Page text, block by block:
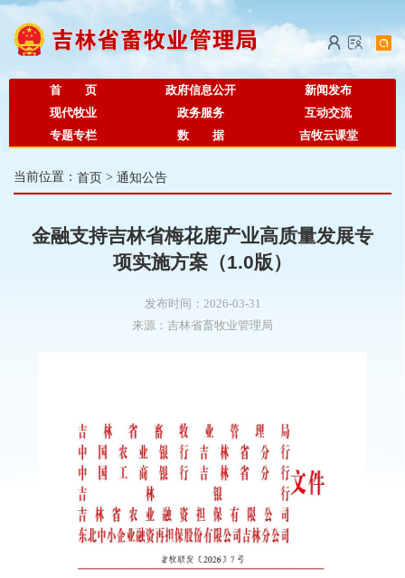
首 页 政府信息公开
新闻发布
现代牧业
政务服务
互动交流
专题专栏
数 据 吉牧云课堂
当前位置： 首页 > 通知公告
金融支持吉林省梅花鹿产业高质量发展专
项实施方案（1.0版）
发布时间：2026-03-31
来源： 吉林省畜牧业管理局